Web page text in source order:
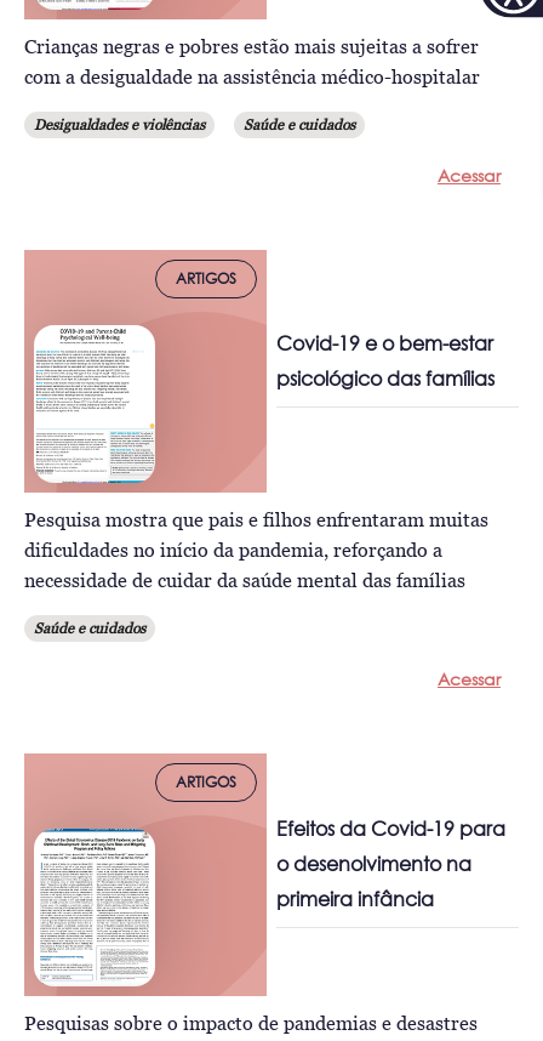
Crianças negras e pobres estão mais sujeitas a sofrer
com a desigualdade na assistência médico-hospitalar
Desigualdades e violências Saúde e cuidados
Acessar
ARTIGOS
Covid-19 e o bem-estar
psicológico das famílias
Pesquisa mostra que pais e filhos enfrentaram muitas
dificuldades no início da pandemia, reforçando a
necessidade de cuidar da saúde mental das famílias
Saúde e cuidados
Acessar
ARTIGOS
Efeitos da Covid-19 para
o desenolvimento na
primeira infância
Pesquisas sobre o impacto de pandemias e desastres